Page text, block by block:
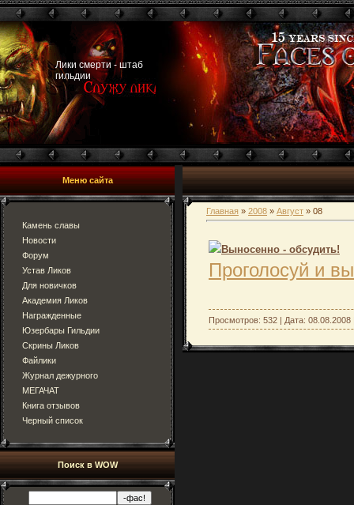
Лики смерти - штаб
гильдии
Меню сайта
Камень славы
Новости
Форум
Устав Ликов
Для новичков
Академия Ликов
Награжденные
Юзербары Гильдии
Скрины Ликов
Файлики
Журнал дежурного
МЕГАЧАТ
Книга отзывов
Черный список
Поиск в WOW
Главная » 2008 » Август » 08
Выносенно - обсудить!
Проголосуй и
Просмотров: 532 | Дата: 08.08.2008